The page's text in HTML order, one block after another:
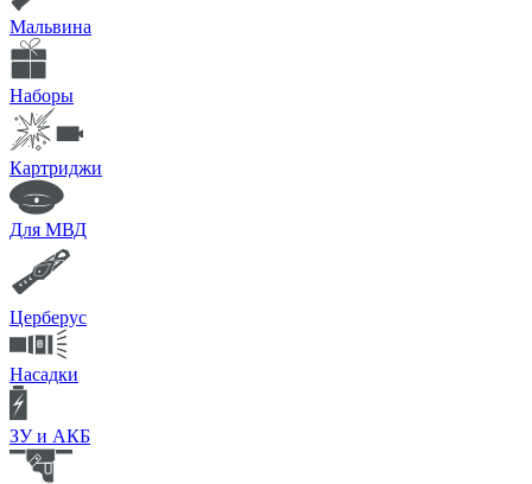
Мальвина
Наборы
Картриджи
Для МВД
Церберус
Насадки
ЗУ и АКБ